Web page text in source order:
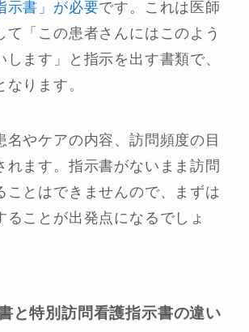
示書」が必要です。これは医師
て「この患者さんにはこのよう
します」と指示を出す書類で、
ります。
名やケアの内容、訪問頻度の目
れます。指示書がないまま訪問
ことはできませんので、まずは
ることが出発点になるでしょ
と特別訪問看護指示書の違い